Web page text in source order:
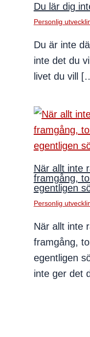
Du lär dig
Personlig
Du är inte
inte det du
livet du vill
När allt inte
framgång,
egentligen
Personlig
När allt inte
framgång,
egentligen
inte ger det